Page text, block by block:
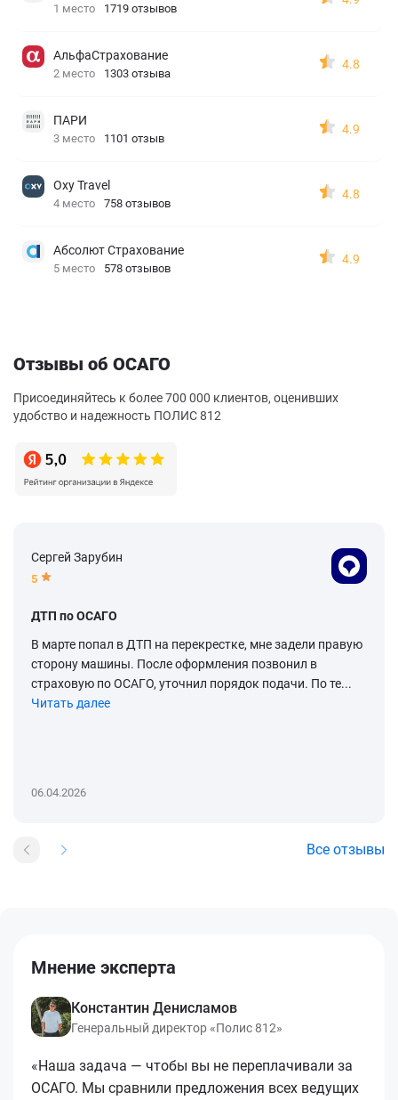
1 место 1719 отзывов
АльфаСтрахование
2 место 1303 отзыва
4.8
ПАРИ
3 место 1101 отзыв
4.9
Oxy Travel
4 место 758 отзывов
4.8
Абсолют Страхование
5 место 578 отзывов
4.9
Отзывы об ОСАГО
Присоединяйтесь к более 700 000 клиентов, оценивших
удобство и надежность ПОЛИС 812
Сергей Зарубин
5
ДТП по ОСАГО
В марте попал в ДТП на перекрестке, мне задели правую
сторону машины. После оформления позвонил в
страховую по ОСАГО, уточнил порядок подачи. По те...
Читать далее
06.04.2026
Все отзывы
Мнение эксперта
Константин Денисламов
Генеральный директор «Полис 812»
«Наша задача — чтобы вы не переплачивали за
ОСАГО. Мы сравнили предложения всех ведущих